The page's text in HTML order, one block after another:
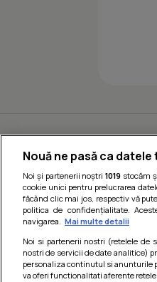
Nouă ne pasă ca
Noi și partenerii noștri1019 stocăm
cookie unici pentru prelucrarea
făcând clic mai jos, respectiv vă
politica de confidențialitate.
navigarea. Mai multe detalii
Noi si partenerii nostri (retelele de
nostri de servicii de date analitice)
personaliza continutul si anunturile
va oferi functionalitati aferente